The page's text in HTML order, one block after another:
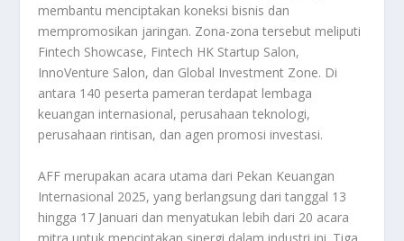
membantu menciptakan koneksi bisnis dan
mempromosikan jaringan. Zona-zona tersebut meliputi
Fintech Showcase, Fintech HK Startup Salon,
InnoVenture Salon, dan Global Investment Zone. Di
antara 140 peserta pameran terdapat lembaga
keuangan internasional, perusahaan teknologi,
perusahaan rintisan, dan agen promosi investasi.
AFF merupakan acara utama dari Pekan Keuangan
Internasional 2025, yang berlangsung dari tanggal 13
hingga 17 Januari dan menyatukan lebih dari 20 acara
mitra untuk menciptakan sinergi dalam industri ini. Tiga